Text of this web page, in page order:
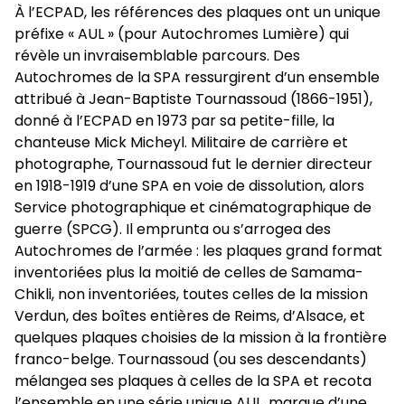
À l’ECPAD, les références des plaques ont un unique
préfixe « AUL » (pour Autochromes Lumière) qui
révèle un invraisemblable parcours. Des
Autochromes de la SPA ressurgirent d’un ensemble
attribué à Jean-Baptiste Tournassoud (1866-1951),
donné à l’ECPAD en 1973 par sa petite-fille, la
chanteuse Mick Micheyl. Militaire de carrière et
photographe, Tournassoud fut le dernier directeur
en 1918-1919 d’une SPA en voie de dissolution, alors
Service photographique et cinématographique de
guerre (SPCG). Il emprunta ou s’arrogea des
Autochromes de l’armée : les plaques grand format
inventoriées plus la moitié de celles de Samama-
Chikli, non inventoriées, toutes celles de la mission
Verdun, des boîtes entières de Reims, d’Alsace, et
quelques plaques choisies de la mission à la frontière
franco-belge. Tournassoud (ou ses descendants)
mélangea ses plaques à celles de la SPA et recota